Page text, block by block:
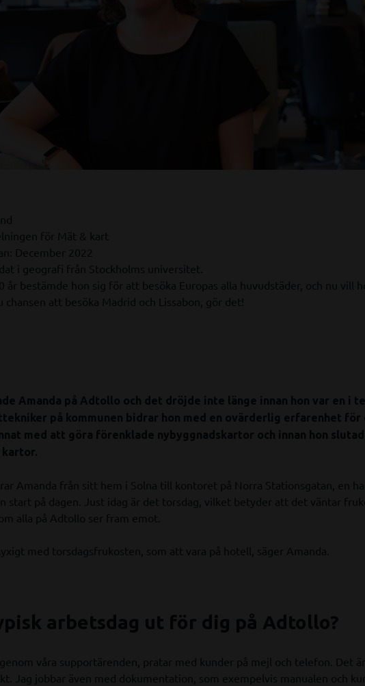
för Mät & kart
December 2022
i geografi från Stockholms universitet.
år bestämde hon sig för att besöka Europas alla huvudstäder, och nu vill
chansen att besöka Madrid och Lissabon, gör det!
Amanda på Adtollo och det dröjde inte länge innan hon var en i
på kommunen bidrar hon med en ovärderlig erfarenhet för
med att göra förenklade nybyggnadskartor och innan hon
kartor.
Amanda från sitt hem i Solna till kontoret på Norra Stationsgatan, en
start på dagen. Just idag är det torsdag, vilket betyder att det väntar
alla på Adtollo ser fram emot.
med torsdagsfrukosten, som att vara på hotell, säger Amanda.
arbetsdag ut för dig på Adtollo?
våra supportärenden, pratar med kunder på mejl och telefon. Det
Jag jobbar även med dokumentation, som exempelvis manualen och